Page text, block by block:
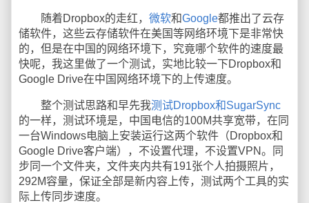
随着Dropbox的走红， 微软和Google都推出了云存
储软件，这些云存储软件在美国等网络环境下是非常快
的，但是在中国的网络环境下，究竟哪个软件的速度最
快呢，我这里做了一个测试，实地比较一下Dropbox和
Google Drive在中国网络环境下的上传速度。
整个测试思路和早先我测试Dropbox和SugarSync
的一样，测试环境是，中国电信的100M共享宽带，在同
一台Windows电脑上安装运行这两个软件（Dropbox和
Google Drive客户端），不设置代理，不设置VPN。同
步同一个文件夹，文件夹内共有191张个人拍摄照片，
292M容量，保证全部是新内容上传，测试两个工具的实
际上传同步速度。